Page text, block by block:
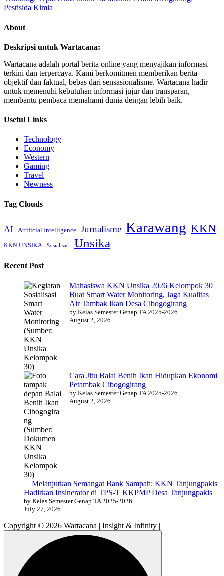
About
Deskripsi untuk Wartacana:
Wartacana adalah portal berita online yang menyajikan informasi
terkini dan terpercaya. Kami berkomitmen memberikan berita
objektif dan faktual, bebas dari sensasionalisme. Wartacana hadir
untuk memenuhi kebutuhan informasi jujur dan transparan,
membantu pembaca memahami dunia dengan lebih baik.
Useful Links
Technology
Economy
Western
Gaming
Travel
Newness
Tag Clouds
AI Artificial Intelligence Jurnalisme Karawang KKN
KKN UNSIKA Sosialisasi Unsika
Recent Post
Mahasiswa KKN Unsika 2026 Kelompok 30
Buat Smart Water Monitoring, Jaga Kualitas
Air Tambak Ikan Desa Cibogogirang
by Kelas Semester Genap TA 2025-2026
August 2, 2026
Cara Jitu Balai Benih Ikan Hidupkan Ekonomi
Petambak Cibogogirang
by Kelas Semester Genap TA 2025-2026
August 2, 2026
Melanjutkan Semangat Bank Sampah: KKN Tanjungpakis
Hadirkan Insinerator di TPS-T KKPMP Desa Tanjungpakis
by Kelas Semester Genap TA 2025-2026
July 27, 2026
Copyright © 2026 Wartacana | Insight & Infinity |